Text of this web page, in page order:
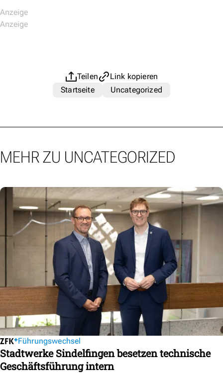
Teilen
Link kopieren
Startseite
Uncategorized
MEHR ZU UNCATEGORIZED
Führungswechsel
Stadtwerke Sindelfingen besetzen technische
Geschäftsführung intern